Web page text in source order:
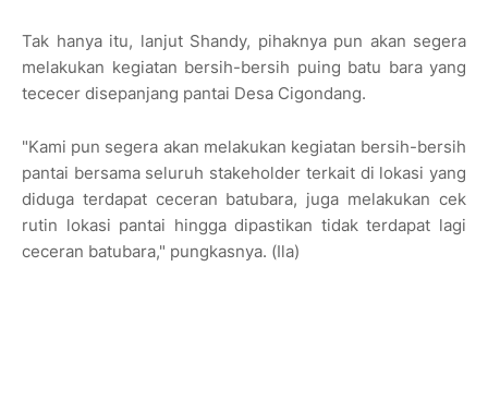
Tak hanya itu, lanjut Shandy, pihaknya pun akan segera
melakukan kegiatan bersih-bersih puing batu bara yang
tececer disepanjang pantai Desa Cigondang.
"Kami pun segera akan melakukan kegiatan bersih-bersih
pantai bersama seluruh stakeholder terkait di lokasi yang
diduga terdapat ceceran batubara, juga melakukan cek
rutin lokasi pantai hingga dipastikan tidak terdapat lagi
ceceran batubara," pungkasnya. (Ila)